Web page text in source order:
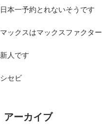
日本一予約とれないそうです
マックスはマックスファクター
新人です
シセビ
アーカイブ